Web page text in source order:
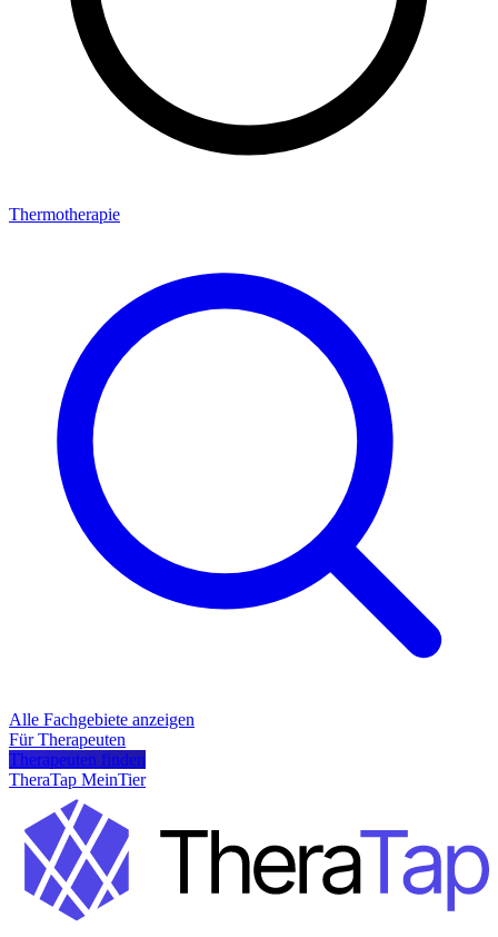
Thermotherapie
Alle Fachgebiete anzeigen
Für Therapeuten
Therapeuten finden
TheraTap MeinTier